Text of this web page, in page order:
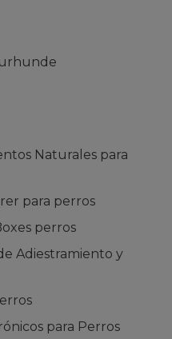
Naturales para
para perros
perros
Adiestramiento y
para Perros